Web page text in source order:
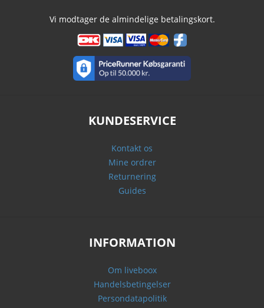
Vi modtager de almindelige betalingskort.
KUNDESERVICE
Kontakt os
Mine ordrer
Returnering
Guides
INFORMATION
Om liveboox
Handelsbetingelser
Persondatapolitik